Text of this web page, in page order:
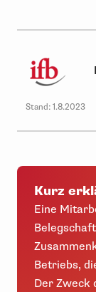
Stand: 1.8.2023
Kurz
Eine
Betriebs,
Der Zweck